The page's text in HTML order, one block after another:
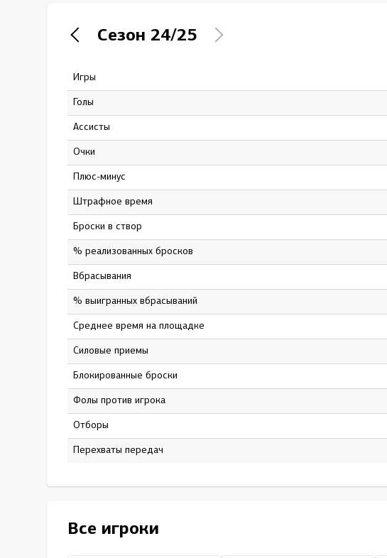
Северсталь
Сезон 24/25
Игры
Голы
Ассисты
Очки
Плюс-минус
штрафное время
Броски в створ
% реализованных бросков
Вбрасывания
% выигранных вбрасываний
Среднее время на площадке
Силовые приемы
Блокированные броски
Фолы против игрока
Отборы
Перехваты передач
Все игроки